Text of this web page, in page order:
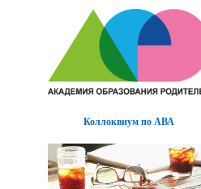
Коллоквиум по АВА